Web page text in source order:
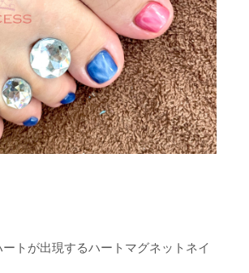
トが出現するハートマグネットネイ